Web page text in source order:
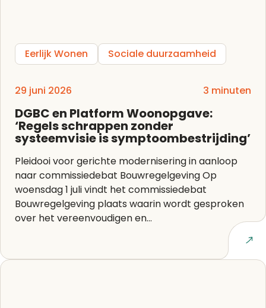
Eerlijk Wonen Sociale duurzaamheid
29 juni 2026 3 minuten
DGBC en Platform Woonopgave:
‘Regels schrappen zonder
systeemvisie is symptoombestrijding’
Pleidooi voor gerichte modernisering in aanloop
naar commissiedebat Bouwregelgeving Op
woensdag 1 juli vindt het commissiedebat
Bouwregelgeving plaats waarin wordt gesproken
over het vereenvoudigen en...
Lees artikel